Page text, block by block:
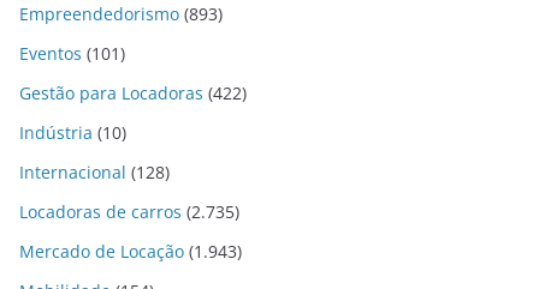
Empreendedorismo (893)
Eventos (101)
Gestão para Locadoras (422)
Indústria (10)
Internacional (128)
Locadoras de carros (2.735)
Mercado de Locação (1.943)